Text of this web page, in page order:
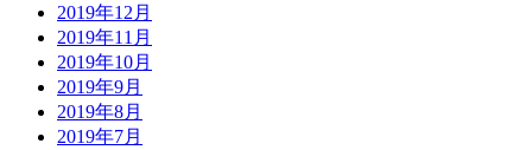
2019年12月
2019年11月
2019年10月
2019年9月
2019年8月
2019年7月